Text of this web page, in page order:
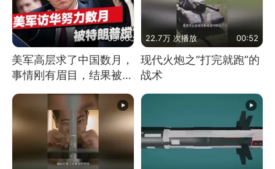
03:06
美军高层求了中国数月，
事情刚有眉目，结果被特
朗普一个动作搅黄
22.7万 次播放 00:52
现代火炮之“打完就跑”的
战术